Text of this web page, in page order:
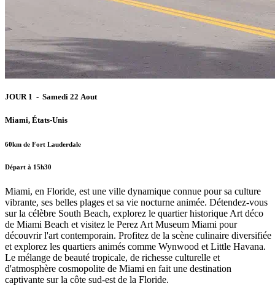
JOUR 1 - Samedi 22 Aout
Miami, États-Unis
60km de Fort Lauderdale
Départ à 15h30
Miami, en Floride, est une ville dynamique connue pour sa culture
vibrante, ses belles plages et sa vie nocturne animée. Détendez-vous
sur la célèbre South Beach, explorez le quartier historique Art déco
de Miami Beach et visitez le Perez Art Museum Miami pour
découvrir l'art contemporain. Profitez de la scène culinaire diversifiée
et explorez les quartiers animés comme Wynwood et Little Havana.
Le mélange de beauté tropicale, de richesse culturelle et
d'atmosphère cosmopolite de Miami en fait une destination
captivante sur la côte sud-est de la Floride.